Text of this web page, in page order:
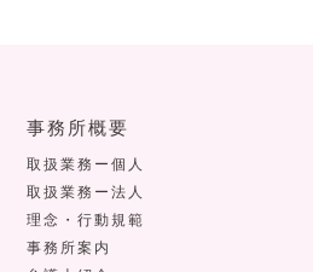
事務所概要
取扱業務ー個人
取扱業務ー法人
理念・行動規範
事務所案内